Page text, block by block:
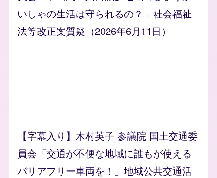
いしゃの生活は守られるの？」社会福祉
法等改正案質疑（2026年6月11日）
【字幕入り】木村英子 参議院 国土交通委
員会「交通が不便な地域に誰もが使える
バリアフリー車両を！」地域公共交通活